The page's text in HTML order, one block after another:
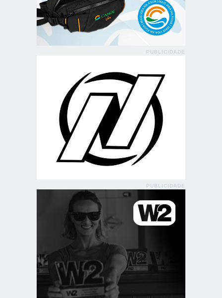
PUBLICIDADE
PUBLICIDADE